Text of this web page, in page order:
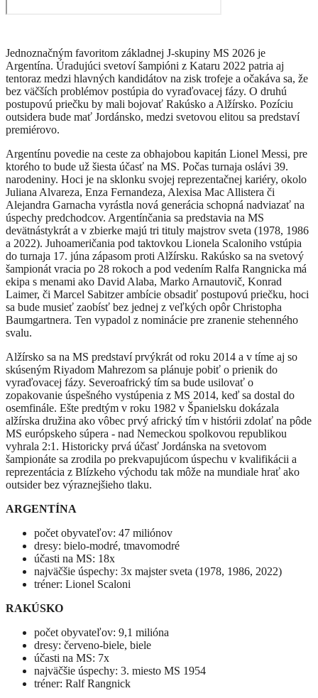
Jednoznačným favoritom základnej J-skupiny MS 2026 je
Argentína. Úradujúci svetoví šampióni z Kataru 2022 patria aj
tentoraz medzi hlavných kandidátov na zisk trofeje a očakáva sa, že
bez väčších problémov postúpia do vyraďovacej fázy. O druhú
postupovú priečku by mali bojovať Rakúsko a Alžírsko. Pozíciu
outsidera bude mať Jordánsko, medzi svetovou elitou sa predstaví
premiérovo.
Argentínu povedie na ceste za obhajobou kapitán Lionel Messi, pre
ktorého to bude už šiesta účasť na MS. Počas turnaja oslávi 39.
narodeniny. Hoci je na sklonku svojej reprezentačnej kariéry, okolo
Juliana Alvareza, Enza Fernandeza, Alexisa Mac Allistera či
Alejandra Garnacha vyrástla nová generácia schopná nadviazať na
úspechy predchodcov. Argentínčania sa predstavia na MS
devätnástykrát a v zbierke majú tri tituly majstrov sveta (1978, 1986
a 2022). Juhoameričania pod taktovkou Lionela Scaloniho vstúpia
do turnaja 17. júna zápasom proti Alžírsku. Rakúsko sa na svetový
šampionát vracia po 28 rokoch a pod vedením Ralfa Rangnicka má
ekipa s menami ako David Alaba, Marko Arnautovič, Konrad
Laimer, či Marcel Sabitzer ambície obsadiť postupovú priečku, hoci
sa bude musieť zaobísť bez jednej z veľkých opôr Christopha
Baumgartnera. Ten vypadol z nominácie pre zranenie stehenného
svalu.
Alžírsko sa na MS predstaví prvýkrát od roku 2014 a v tíme aj so
skúseným Riyadom Mahrezom sa plánuje pobiť o prienik do
vyraďovacej fázy. Severoafrický tím sa bude usilovať o
zopakovanie úspešného vystúpenia z MS 2014, keď sa dostal do
osemfinále. Ešte predtým v roku 1982 v Španielsku dokázala
alžírska družina ako vôbec prvý africký tím v histórii zdolať na pôde
MS európskeho súpera - nad Nemeckou spolkovou republikou
vyhrala 2:1. Historicky prvá účasť Jordánska na svetovom
šampionáte sa zrodila po prekvapujúcom úspechu v kvalifikácii a
reprezentácia z Blízkeho východu tak môže na mundiale hrať ako
outsider bez výraznejšieho tlaku.
ARGENTÍNA
počet obyvateľov: 47 miliónov
dresy: bielo-modré, tmavomodré
účasti na MS: 18x
najväčšie úspechy: 3x majster sveta (1978, 1986, 2022)
tréner: Lionel Scaloni
RAKÚSKO
počet obyvateľov: 9,1 milióna
dresy: červeno-biele, biele
účasti na MS: 7x
najväčšie úspechy: 3. miesto MS 1954
tréner: Ralf Rangnick